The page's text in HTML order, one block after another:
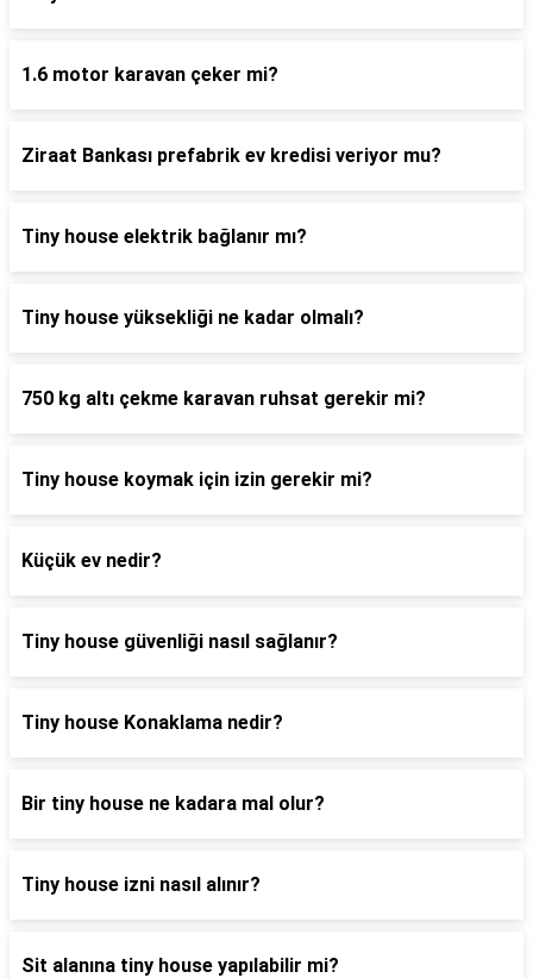
1.6 motor karavan çeker mi?
Ziraat Bankası prefabrik ev kredisi veriyor mu?
Tiny house elektrik bağlanır mı?
Tiny house yüksekliği ne kadar olmalı?
750 kg altı çekme karavan ruhsat gerekir mi?
Tiny house koymak için izin gerekir mi?
Küçük ev nedir?
Tiny house güvenliği nasıl sağlanır?
Tiny house Konaklama nedir?
Bir tiny house ne kadara mal olur?
Tiny house izni nasıl alınır?
Sit alanına tiny house yapılabilir mi?